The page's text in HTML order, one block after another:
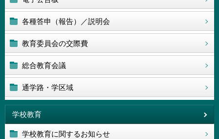
各種答申（報告）／説明会
教育委員会の交際費
総合教育会議
通学路・学区域
学校教育
学校教育に関するお知らせ